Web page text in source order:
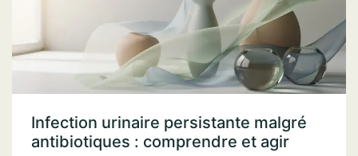
Infection urinaire persistante malgré
antibiotiques : comprendre et agir